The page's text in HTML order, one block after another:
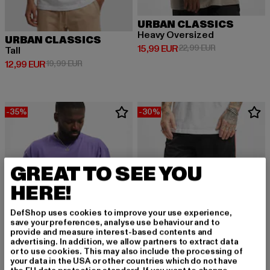
URBAN CLASSICS
Tall
12,99 EUR
Derzeitiger Preis: 12,99 EUR
19,99 EURAktionspreis: 19,99 EUR
URBAN CLASSICS
Heavy Oversized
15,99 EUR
Derzeitiger Preis: 15,99 EUR
22,99 EURAktionspreis:
-35% -30%
GREAT TO SEE YOU
HERE!
DefShop uses cookies to improve your use experience,
save your preferences, analyse use behaviour and to
provide and measure interest-based contents and
advertising. In addition, we allow partners to extract data
or to use cookies. This may also include the processing of
your data in the USA or other countries which do not have